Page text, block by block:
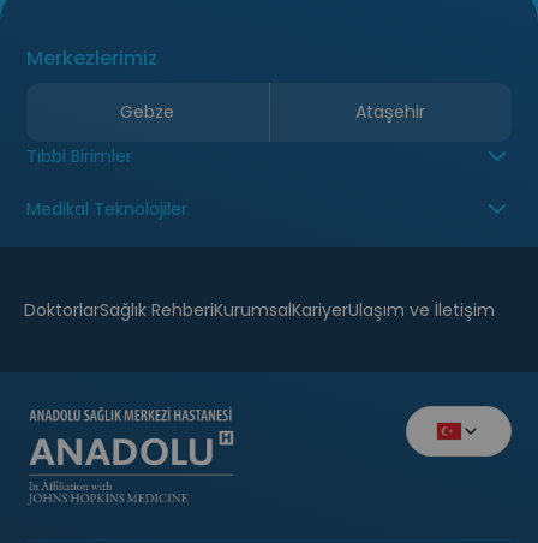
Merkezlerimiz
Gebze
Ataşehir
Tıbbi Birimler
Medikal Teknolojiler
DoktorlarSağlık RehberiKurumsalKariyerUlaşım ve İletişim